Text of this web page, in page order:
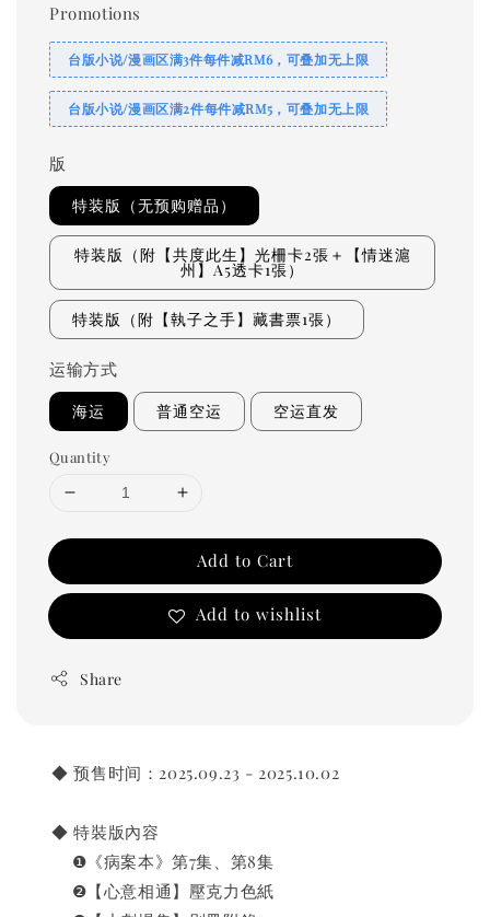
Promotions
台版小说/漫画区满3件每件减RM6，可叠加无上限
台版小说/漫画区满2件每件减RM5，可叠加无上限
版
特装版（无预购赠品）
特装版（附【共度此生】光柵卡2張＋【情迷滬
州】A5透卡1張）
特装版（附【執子之手】藏書票1張）
运输方式
海运 普通空运 空运直发
Quantity
Add to Cart
Add to wishlist
Share
◆ 预售时间：2025.09.23 - 2025.10.02
◆ 特裝版內容
❶《病案本》第7集、第8集
❷【心意相通】壓克力色紙